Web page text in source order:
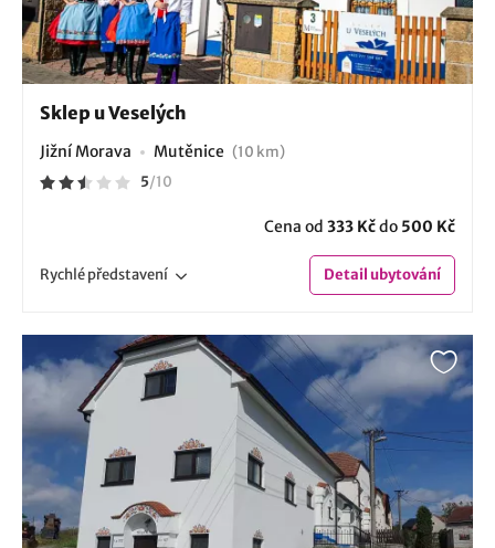
Sklep u Veselých
Jižní Morava Mutěnice (10 km)
5/10
Cena od 333 Kčdo 500 Kč
Rychlépředstavení Detailubytování